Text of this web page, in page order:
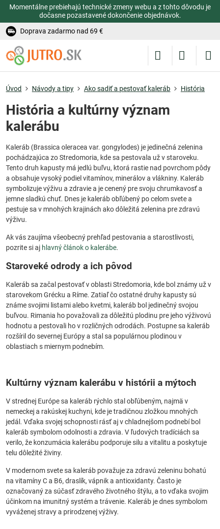
Momentálne prebiehajú technické zmeny webu a z tohto dôvodu je
dočasne pozastavené dokončenie objednávok.
Doprava zadarmo nad 69 €
Úvod Návody a tipy Ako sadiť a pestovať kaleráb História
História a kultúrny význam
kalerábu
Kaleráb (Brassica oleracea var. gongylodes) je jedinečná zelenina
pochádzajúca zo Stredomoria, kde sa pestovala už v staroveku.
Tento druh kapusty má jedlú buľvu, ktorá rastie nad povrchom pôdy
a obsahuje vysoký podiel vitamínov, minerálov a vlákniny. Kaleráb
symbolizuje výživu a zdravie a je cenený pre svoju chrumkavosť a
jemne sladkú chuť. Dnes je kaleráb obľúbený po celom svete a
pestuje sa v mnohých krajinách ako dôležitá zelenina pre zdravú
výživu.
Ak vás zaujíma všeobecný prehľad pestovania a starostlivosti,
pozrite si aj hlavný článok o kalerábe.
Staroveké odrody a ich pôvod
Kaleráb sa začal pestovať v oblasti Stredomoria, kde bol známy už v
starovekom Grécku a Ríme. Zatiaľ čo ostatné druhy kapusty sú
známe svojimi listami alebo kvetmi, kaleráb bol jedinečný svojou
buľvou. Rimania ho považovali za dôležitú plodinu pre jeho výživovú
hodnotu a pestovali ho v rozličných odrodách. Postupne sa kaleráb
rozšíril do severnej Európy a stal sa populárnou plodinou v
oblastiach s miernym podnebím.
Kultúrny význam kalerábu v histórii a mýtoch
V strednej Európe sa kaleráb rýchlo stal obľúbeným, najmä v
nemeckej a rakúskej kuchyni, kde je tradičnou zložkou mnohých
jedál. Vďaka svojej schopnosti rásť aj v chladnejšom podnebí bol
kaleráb symbolom odolnosti a zdravia. V ľudových tradíciách sa
verilo, že konzumácia kalerábu podporuje silu a vitalitu a poskytuje
telu dôležité živiny.
V modernom svete sa kaleráb považuje za zdravú zeleninu bohatú
na vitamíny C a B6, draslík, vápnik a antioxidanty. Často je
označovaný za súčasť zdravého životného štýlu, a to vďaka svojim
účinkom na imunitný systém a trávenie. Kaleráb je dnes symbolom
vyváženej stravy a prirodzenej výživy.